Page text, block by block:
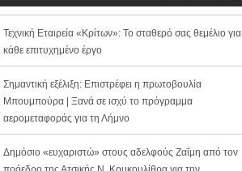
Τεχνική Εταιρεία «Κρίτων»: Το σταθερό σας θεμέλιο για
κάθε επιτυχημένο έργο
Σημαντική εξέλιξη: Επιστρέφει η πρωτοβουλία
Μπουμπούρα | Ξανά σε ισχύ το πρόγραμμα
αερομεταφοράς για τη Λήμνο
Δημόσιο «ευχαριστώ» στους αδελφούς Ζαΐμη από τον